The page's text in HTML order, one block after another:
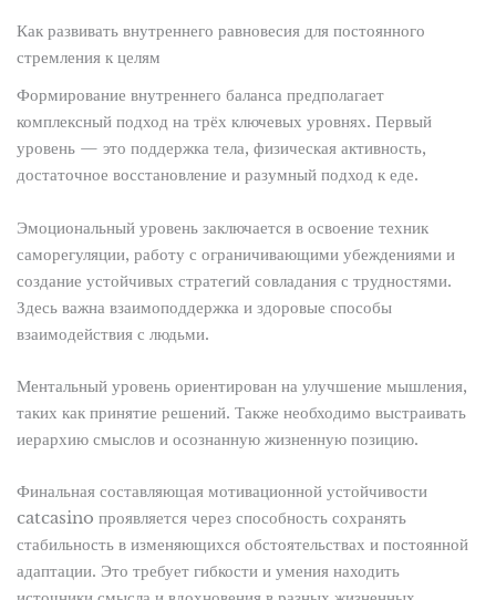
Как развивать внутреннего равновесия для постоянного
стремления к целям
Формирование внутреннего баланса предполагает
комплексный подход на трёх ключевых уровнях. Первый
уровень — это поддержка тела, физическая активность,
достаточное восстановление и разумный подход к еде.
Эмоциональный уровень заключается в освоение техник
саморегуляции, работу с ограничивающими убеждениями и
создание устойчивых стратегий совладания с трудностями.
Здесь важна взаимоподдержка и здоровые способы
взаимодействия с людьми.
Ментальный уровень ориентирован на улучшение мышления,
таких как принятие решений. Также необходимо выстраивать
иерархию смыслов и осознанную жизненную позицию.
Финальная составляющая мотивационной устойчивости
catcasino проявляется через способность сохранять
стабильность в изменяющихся обстоятельствах и постоянной
адаптации. Это требует гибкости и умения находить